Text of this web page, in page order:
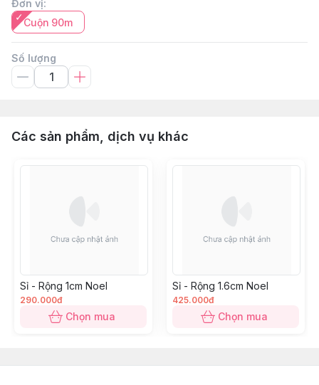
Đơn vị:
Cuộn 90m
Số lượng
Các sản phẩm, dịch vụ khác
Sỉ - Rộng 1cm Noel
290.000đ
Chọn mua
Sỉ - Rộng 1.6cm Noel
425.000đ
Chọn mua